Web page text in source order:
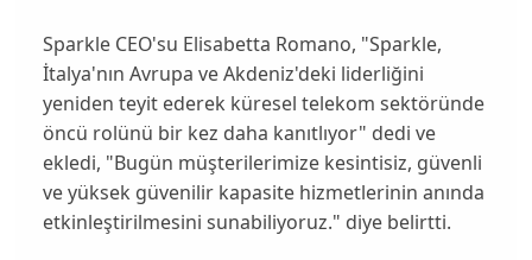
Sparkle CEO'su Elisabetta Romano, "Sparkle,
İtalya'nın Avrupa ve Akdeniz'deki liderliğini
yeniden teyit ederek küresel telekom sektöründe
öncü rolünü bir kez daha kanıtlıyor" dedi ve
ekledi, "Bugün müşterilerimize kesintisiz, güvenli
ve yüksek güvenilir kapasite hizmetlerinin anında
etkinleştirilmesini sunabiliyoruz." diye belirtti.